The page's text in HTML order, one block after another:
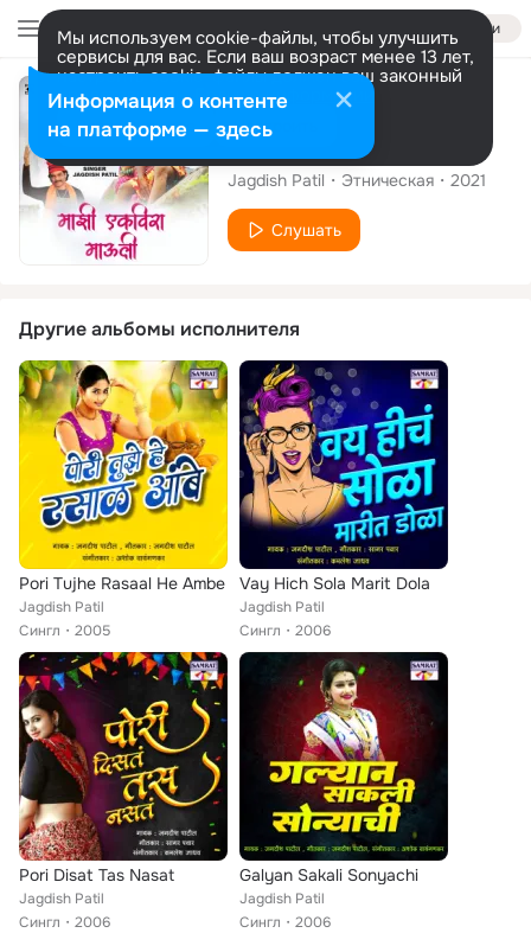
Войти
Мы используем cookie-файлы, чтобы улучшить
сервисы для вас. Если ваш возраст менее 13 лет,
настроить cookie-файлы должен ваш законный
представитель. Больше информации
Разрешить все Настроить
Сингл
Mazi Ekveera Mauli
Jagdish Patil Этническая 2021
Слушать
Другие альбомы исполнителя
Pori Tujhe Rasaal He Ambe
Jagdish Patil
Сингл
2005
Vay Hich Sola Marit Dola
Jagdish Patil
Сингл
2006
Pori Disat Tas Nasat
Jagdish Patil
Сингл
2006
Galyan Sakali Sonyachi
Jagdish Patil
Сингл
2006
Информация о контенте
на платформе — здесь